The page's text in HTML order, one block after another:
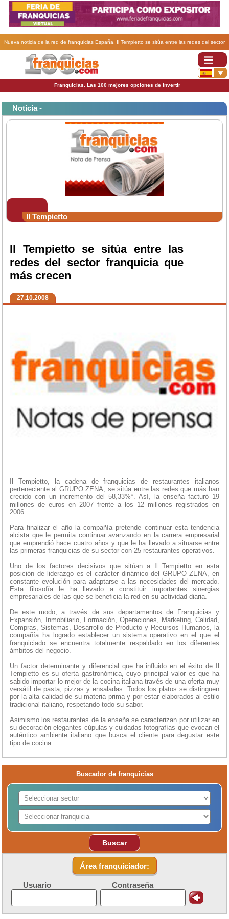
Nueva noticia de la red de franquicias España. Il Tempietto se sitúa entre las redes del sector
franquicia que más crecen .
Franquicias. Las 100 mejores opciones de invertir
Noticia -
Il Tempietto
Il Tempietto se sitúa entre las
redes del sector franquicia que
más crecen
27.10.2008
Il Tempietto, la cadena de franquicias de restaurantes italianos
perteneciente al GRUPO ZENA, se sitúa entre las redes que más han
crecido con un incremento del 58,33%*. Así, la enseña facturó 19
millones de euros en 2007 frente a los 12 millones registrados en
2006.
Para finalizar el año la compañía pretende continuar esta tendencia
alcista que le permita continuar avanzando en la carrera empresarial
que emprendió hace cuatro años y que le ha llevado a situarse entre
las primeras franquicias de su sector con 25 restaurantes operativos.
Uno de los factores decisivos que sitúan a Il Tempietto en esta
posición de liderazgo es el carácter dinámico del GRUPO ZENA, en
constante evolución para adaptarse a las necesidades del mercado.
Esta filosofía le ha llevado a constituir importantes sinergias
empresariales de las que se beneficia la red en su actividad diaria.
De este modo, a través de sus departamentos de Franquicias y
Expansión, Inmobiliario, Formación, Operaciones, Marketing, Calidad,
Compras, Sistemas, Desarrollo de Producto y Recursos Humanos, la
compañía ha logrado establecer un sistema operativo en el que el
franquiciado se encuentra totalmente respaldado en los diferentes
ámbitos del negocio.
Un factor determinante y diferencial que ha influido en el éxito de Il
Tempietto es su oferta gastronómica, cuyo principal valor es que ha
sabido importar lo mejor de la cocina italiana través de una oferta muy
versátil de pasta, pizzas y ensaladas. Todos los platos se distinguen
por la alta calidad de su materia prima y por estar elaborados al estilo
tradicional italiano, respetando todo su sabor.
Asimismo los restaurantes de la enseña se caracterizan por utilizar en
su decoración elegantes cúpulas y cuidadas fotografías que evocan el
auténtico ambiente italiano que busca el cliente para degustar este
tipo de cocina.
Buscador de franquicias
Buscar
Área franquiciador:
Usuario Contraseña